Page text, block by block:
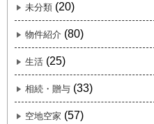
未分類 (20)
物件紹介 (80)
生活 (25)
相続・贈与 (33)
空地空家 (57)